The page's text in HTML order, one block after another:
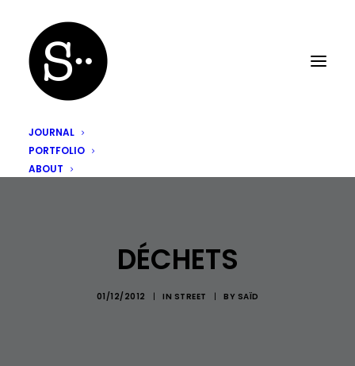
JOURNAL
PORTFOLIO
ABOUT
DÉCHETS
01/12/2012 | IN STREET | BY SAÏD